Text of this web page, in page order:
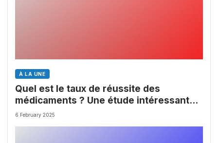
À LA UNE
Quel est le taux de réussite des
médicaments ? Une étude intéressante
chez les Big Pharmas
6 February 2025